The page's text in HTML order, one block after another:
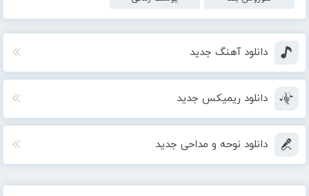
دانلود آهنگ جدید
دانلود ریمیکس جدید
دانلود نوحه و مداحی جدید